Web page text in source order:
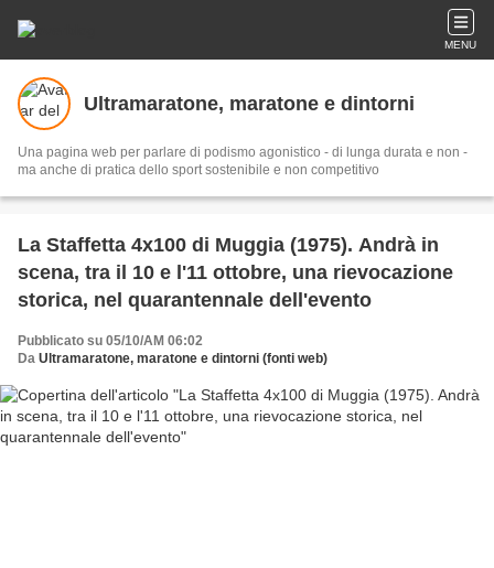
MENU
Ultramaratone, maratone e dintorni
Una pagina web per parlare di podismo agonistico - di lunga durata e non -
ma anche di pratica dello sport sostenibile e non competitivo
La Staffetta 4x100 di Muggia (1975). Andrà in
scena, tra il 10 e l'11 ottobre, una rievocazione
storica, nel quarantennale dell'evento
Pubblicato su 05/10/AM 06:02
Da Ultramaratone, maratone e dintorni (fonti web)